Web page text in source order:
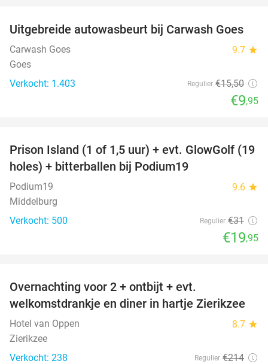
36%
Uitgebreide autowasbeurt bij Carwash Goes
Carwash Goes 9.7 star
Goes
Verkocht: 1.403
Regulier €15,50
€9,95
36%
Prison Island (1 of 1,5 uur) + evt. GlowGolf (19
holes) + bitterballen bij Podium19
Podium19 9.6 star
Middelburg
Verkocht: 500
Regulier €31
€19,95
Overnachting voor 2 + ontbijt + evt.
welkomstdrankje en diner in hartje Zierikzee
Hotel van Oppen 8.7 star
Zierikzee
Verkocht: 238
Regulier €214